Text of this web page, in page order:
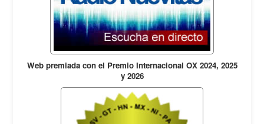
Inglés
Desempolvando la historia
Web premiada con el Premio Internacional OX 2024, 2025
y 2026